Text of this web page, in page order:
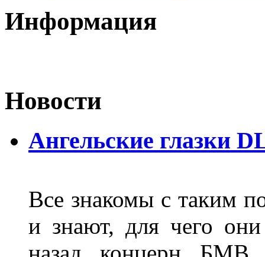
Информация
Новости
Ангельские глазки
Все знакомы с таким
и знают, для чего